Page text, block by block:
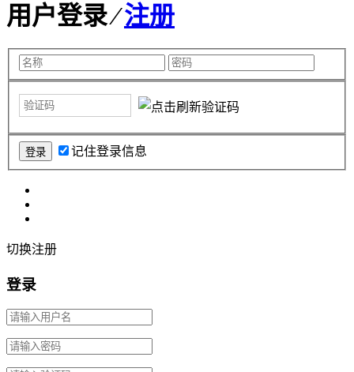
用户登录 ⁄注册
记住登录信息
切换注册
登录